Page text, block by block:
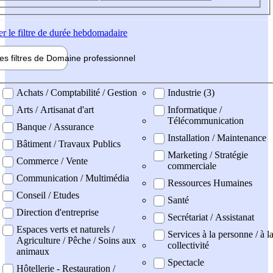
le filtre de durée hebdomadaire
filtres de Domaine professionnel
professionel
Achats / Comptabilité / Gestion
Arts / Artisanat d'art
Banque / Assurance
Bâtiment / Travaux Publics
Commerce / Vente
Communication / Multimédia
Conseil / Etudes
Direction d'entreprise
Espaces verts et naturels /
Agriculture / Pêche / Soins aux
animaux
Hôtellerie - Restauration /
Industrie (3)
Informatique /
Télécommunication
Installation / Maintenance
Marketing / Stratégie
commerciale
Ressources Humaines
Santé
Secrétariat / Assistanat
Services à la personne / à la
collectivité
Spectacle